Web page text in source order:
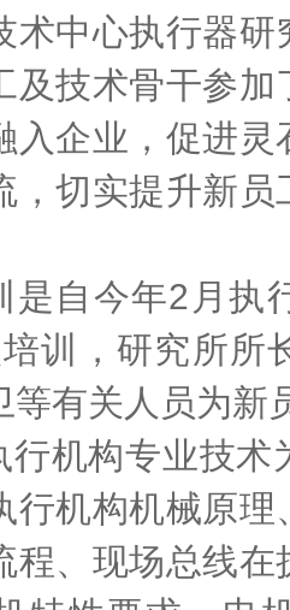
术中心执行器
及技术骨干参加
入企业，促进
，切实提升新
是自今年2 月执
训，研究所所
等有关人员为新
行机构专业技术
行机构机械原
程、现场总线